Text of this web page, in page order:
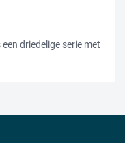
driedelige serie met